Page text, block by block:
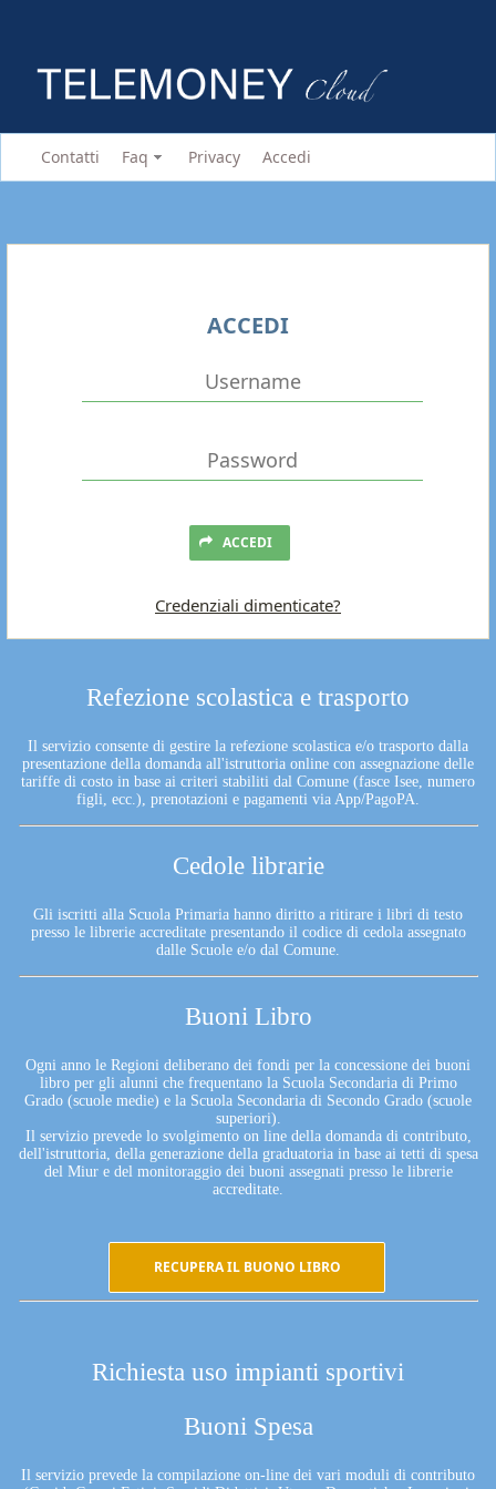
Contatti Faq Privacy Accedi
Refezione scolastica e trasporto
Il servizio consente di gestire la refezione scolastica e/o trasporto dalla
presentazione della domanda all'istruttoria online con assegnazione delle
tariffe di costo in base ai criteri stabiliti dal Comune (fasce Isee, numero
figli, ecc.), prenotazioni e pagamenti via App/PagoPA.
Cedole librarie
Gli iscritti alla Scuola Primaria hanno diritto a ritirare i libri di testo
presso le librerie accreditate presentando il codice di cedola assegnato
dalle Scuole e/o dal Comune.
Buoni Libro
Ogni anno le Regioni deliberano dei fondi per la concessione dei buoni
libro per gli alunni che frequentano la Scuola Secondaria di Primo
Grado (scuole medie) e la Scuola Secondaria di Secondo Grado (scuole
superiori).
Il servizio prevede lo svolgimento on line della domanda di contributo,
dell'istruttoria, della generazione della graduatoria in base ai tetti di spesa
del Miur e del monitoraggio dei buoni assegnati presso le librerie
accreditate.
RECUPERA IL BUONO LIBRO
Richiesta uso impianti sportivi
Buoni Spesa
Il servizio prevede la compilazione on-line dei vari moduli di contributo
ACCEDI
ACCEDI
Credenziali dimenticate?